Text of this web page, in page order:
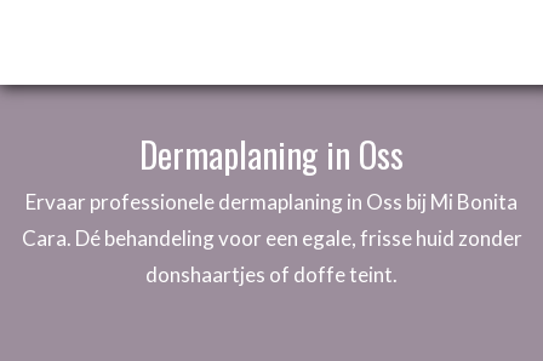
Dermaplaning in Oss
Ervaar professionele dermaplaning in Oss bij Mi Bonita
Cara. Dé behandeling voor een egale, frisse huid zonder
donshaartjes of doffe teint.